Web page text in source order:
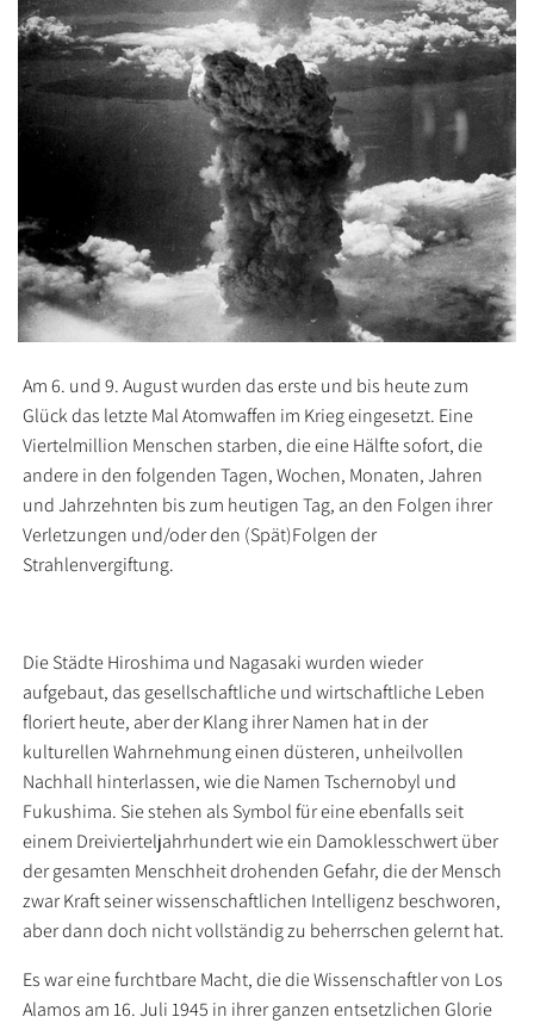
Am 6. und 9. August wurden das erste und bis heute zum
Glück das letzte Mal Atomwaffen im Krieg eingesetzt. Eine
Viertelmillion Menschen starben, die eine Hälfte sofort, die
andere in den folgenden Tagen, Wochen, Monaten, Jahren
und Jahrzehnten bis zum heutigen Tag, an den Folgen ihrer
Verletzungen und/oder den (Spät)Folgen der
Strahlenvergiftung.
Die Städte Hiroshima und Nagasaki wurden wieder
aufgebaut, das gesellschaftliche und wirtschaftliche Leben
floriert heute, aber der Klang ihrer Namen hat in der
kulturellen Wahrnehmung einen düsteren, unheilvollen
Nachhall hinterlassen, wie die Namen Tschernobyl und
Fukushima. Sie stehen als Symbol für eine ebenfalls seit
einem Dreivierteljahrhundert wie ein Damoklesschwert über
der gesamten Menschheit drohenden Gefahr, die der Mensch
zwar Kraft seiner wissenschaftlichen Intelligenz beschworen,
aber dann doch nicht vollständig zu beherrschen gelernt hat.
Es war eine furchtbare Macht, die die Wissenschaftler von Los
Alamos am 16. Juli 1945 in ihrer ganzen entsetzlichen Glorie